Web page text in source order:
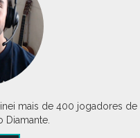
mais de 400 jogadores de
Diamante.